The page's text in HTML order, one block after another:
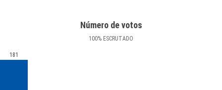
Número de votos
100% ESCRUTADO
181